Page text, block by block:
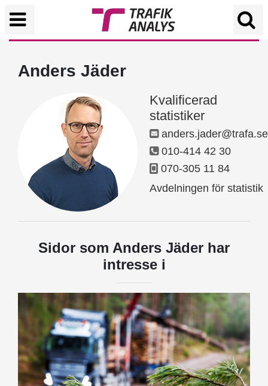
Anders Jäder
Kvalificerad
statistiker
anders.jader@trafa.se
010-414 42 30
070-305 11 84
Avdelningen för statistik
Sidor som Anders Jäder har
intresse i